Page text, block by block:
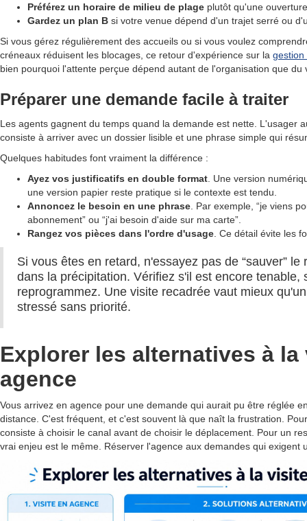
Préférez un horaire de milieu de plage plutôt qu'une
Gardez un plan B si votre venue dépend d'un trajet serré ou
Si vous gérez régulièrement des accueils ou si vous voulez
créneaux réduisent les blocages, ce retour d'expérience sur la gestion
bien pourquoi l'attente perçue dépend autant de l'organisation que du
Préparer une demande facile à traiter
Les agents gagnent du temps quand la demande est nette. L'usager
consiste à arriver avec un dossier lisible et une phrase simple qui
Quelques habitudes font vraiment la différence :
Ayez vos justificatifs en double format . Une version
une version papier reste pratique si le contexte est tendu.
Annoncez le besoin en une phrase . Par exemple, “je viens
abonnement” ou “j'ai besoin d'aide sur ma carte”.
Rangez vos pièces dans l'ordre d'usage . Ce détail évite les
Si vous êtes en retard, n'essayez pas de “sauver” le
dans la précipitation. Vérifiez s'il est encore tenable,
reprogrammez. Une visite recadrée vaut mieux
stressé sans priorité.
Explorer les alternatives à la
agence
Vous arrivez en agence pour une demande qui aurait pu être réglée
distance. C'est fréquent, et c'est souvent là que naît la frustration.
consiste à choisir le canal avant de choisir le déplacement. Pour un
vrai enjeu est le même. Réserver l'agence aux demandes qui exigent